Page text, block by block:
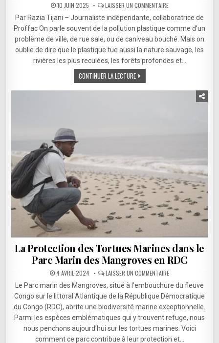
10 JUIN 2025 LAISSER UN COMMENTAIRESUR
LE
PLASTIQUE
TUE
AUSSI
BIODIVERSITÉ
ALERTE
DEPUIS
L’AFRIQUE
Par Razia Tijani – Journaliste indépendante, collaboratrice de
Proffac On parle souvent de la pollution plastique comme d’un
problème de ville, de rue sale, ou de caniveau bouché. Mais on
oublie de dire que le plastique tue aussi la nature sauvage, les
rivières les plus reculées, les forêts profondes et…
CONTINUER LA LECTURE
La Protection des Tortues Marines dans le
Parc Marin des Mangroves en RDC
4 AVRIL 2024 LAISSER UN COMMENTAIRESUR
LA
PROTECTION
DES
TORTUES
DANS
LE
PARC
MARIN
DES
MANGROVES
Le Parc marin des Mangroves, situé à l’embouchure du fleuve
Congo sur le littoral Atlantique de la République Démocratique
du Congo (RDC), abrite une biodiversité marine exceptionnelle.
Parmi les espèces emblématiques qui y trouvent refuge, nous
nous penchons aujourd’hui sur les tortues marines. Voici
comment ce parc contribue à leur protection et…